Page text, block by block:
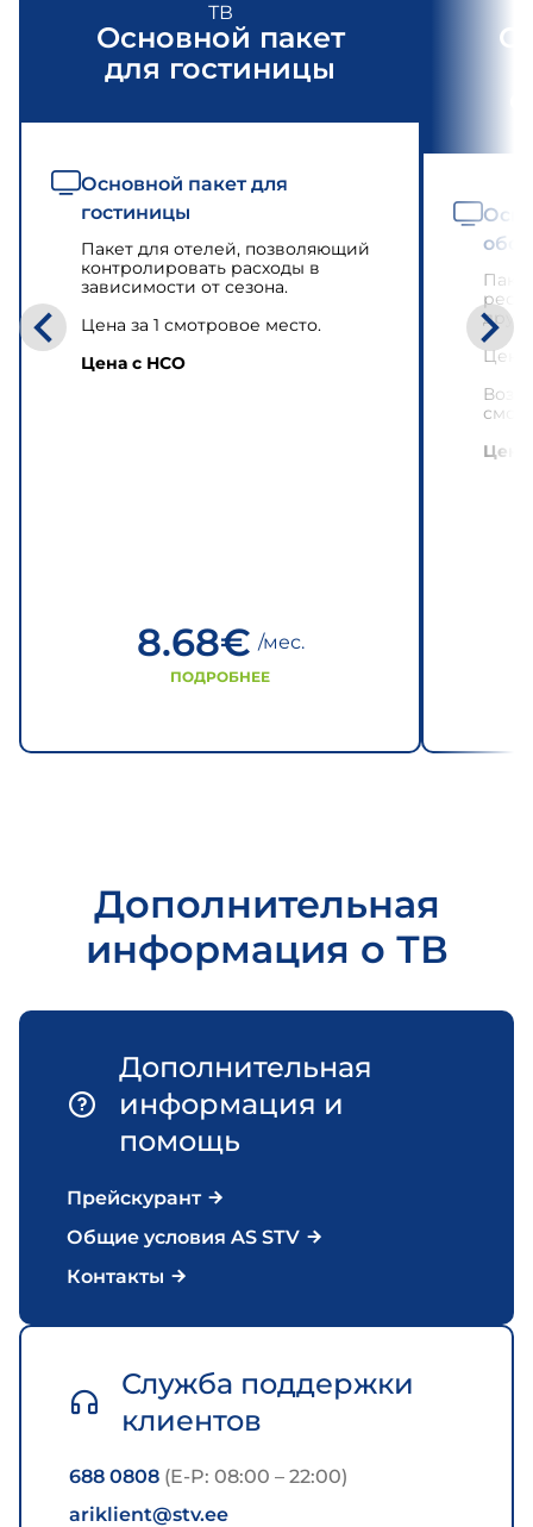
ТВ
Основной пакет
для гостиницы
Основной пакет для
гостиницы
Пакет для отелей, позволяющий
контролировать расходы в
зависимости от сезона.
Цена за 1 смотровое место.
Цена с НСО
8.68€ /мес.
ПОДРОБНЕЕ
Цена
Дополнительная
информация о ТВ
Дополнительная
информация и
помощь
Прейскурант
Общие условия AS STV
Контакты
Служба поддержки
клиентов
688 0808 (E-P: 08:00 – 22:00)
ariklient@stv.ee